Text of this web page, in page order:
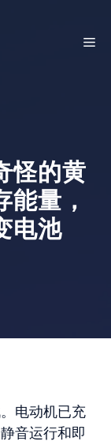
菜
怪的黄
量，
电池
电动机已充
音运行和即